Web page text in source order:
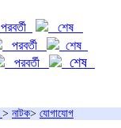
পরবর্তী
শেষ
পরবর্তী
শেষ
পরবর্তী শেষ
> নাটক> যোগাযোগ